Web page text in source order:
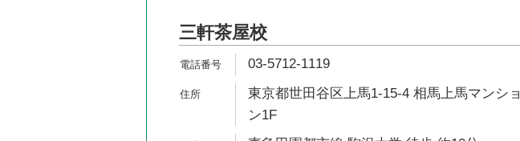
三軒茶屋校
03-5712-1119
東京都世田谷区上馬1-15-4 相馬上馬マンショ
ン1F